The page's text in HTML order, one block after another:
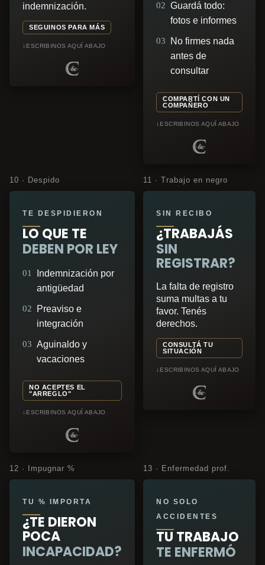
indemnización.
SEGUINOS PARA MÁS
↓ ESCRIBINOS AQUÍ ABAJO
02 Guardá todo:
fotos e informes
03
No firmes nada
antes de
consultar
COMPARTÍ CON UN
COMPAÑERO
↓ ESCRIBINOS AQUÍ ABAJO
10 · Despido
TE DESPIDIERON
LO QUE TE
DEBEN POR LEY
01
Indemnización por
antigüedad
02
Preaviso e
integración
03 Aguinaldo y
vacaciones
NO ACEPTES EL
"ARREGLO"
↓ ESCRIBINOS AQUÍ ABAJO
11 · Trabajo en negro
SIN RECIBO
¿TRABAJÁS
SIN
REGISTRAR?
La falta de registro
suma multas a tu
favor. Tenés
derechos.
CONSULTÁ TU
SITUACIÓN
↓ ESCRIBINOS AQUÍ ABAJO
12 · Impugnar %
TU % IMPORTA
¿TE DIERON
POCA
INCAPACIDAD?
13 · Enfermedad prof.
NO SOLO
ACCIDENTES
TU TRABAJO
TE ENFERMÓ